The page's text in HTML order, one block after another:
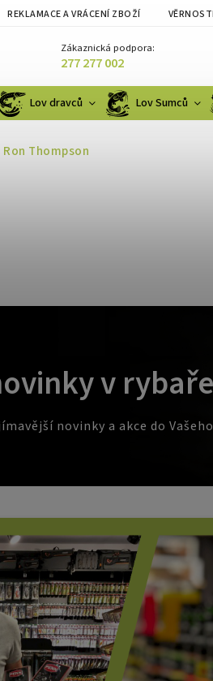
REKLAMACE A VRÁCENÍ ZBOŽÍ
Zákaznická podpora:
277 277 002
Lov dravců Lov Sumců
Ron Thompson
v
novinky a akce do